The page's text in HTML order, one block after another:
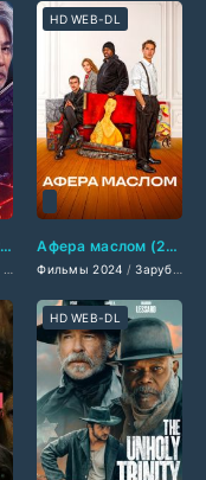
криминал 2025/
Поймать воров (2025)
Фильмы 2024 /Китайские
Афера маслом (2025)
Фильмы 2024 /Зарубежные фильмы 2025
HD WEB-DL
HD WEB-DL